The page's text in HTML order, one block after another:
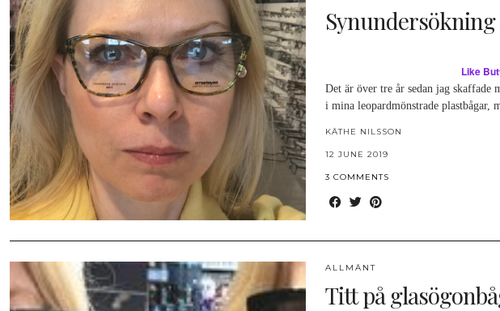
Synundersökning
Like
Det är över tre år sedan jag skaffade
i mina leopardmönstrade plastbågar,
KÄTHE NILSSON
12 JUNE 2019
3 COMMENTS
ALLMÄNT
Titt på